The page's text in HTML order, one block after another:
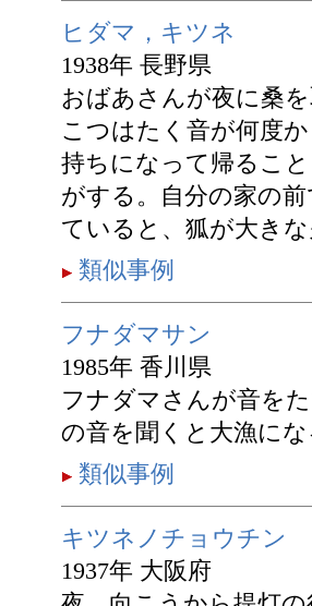
ヒダマ，キツネ
1938年 長野県
おばあさんが夜に桑
こつはたく音が何度
持ちになって帰るこ
がする。自分の家の
ていると、狐が大き
類似事例
フナダマサン
1985年 香川県
フナダマさんが音を
の音を聞くと大漁に
類似事例
キツネノチョウチン
1937年 大阪府